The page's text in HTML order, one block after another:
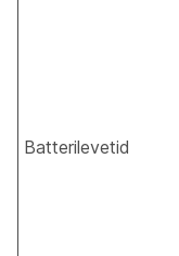
Batterilevetid